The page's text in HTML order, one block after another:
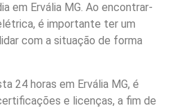
em Ervália MG. Ao encontrar-
é importante ter um
com a situação de forma
24 horas em Ervália MG, é
e licenças, a fim de